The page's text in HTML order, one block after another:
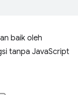
baik oleh
tanpa JavaScript